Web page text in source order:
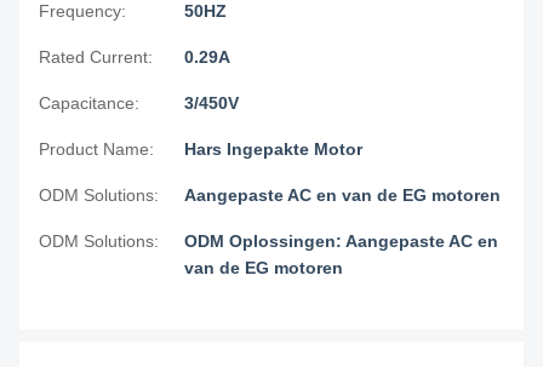
Frequency: 50HZ
Rated Current: 0.29A
Capacitance: 3/450V
Product Name: Hars Ingepakte Motor
ODM Solutions: Aangepaste AC en van de EG motoren
ODM Solutions:
ODM Oplossingen: Aangepaste AC en
van de EG motoren